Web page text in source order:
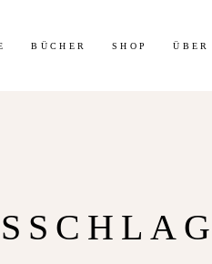
BÜCHER SHOP ÜBER